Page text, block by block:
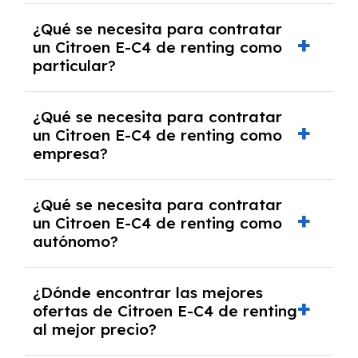
pero puede haber penalizaciones por
cancelación anticipada. Es importante revisar
las condiciones del contrato y hablar con un
experto que te asesore.
¿Qué se necesita para contratar
un Citroen E-C4 de renting como
particular?
y, en algunos casos, una consulta de solvencia
crediticia y un pago inicial.
¿Qué se necesita para contratar
un Citroen E-C4 de renting como
empresa?
documentación financiera y, en algunos
casos, un informe de solvencia de la empresa
y un pago inicial.
¿Qué se necesita para contratar
un Citroen E-C4 de renting como
autónomo?
autónomos, justificante de ingresos y, en
algunos casos, un informe fiscal y un pago
inicial.
¿Dónde encontrar las mejores
ofertas de Citroen E-C4 de renting
al mejor precio?